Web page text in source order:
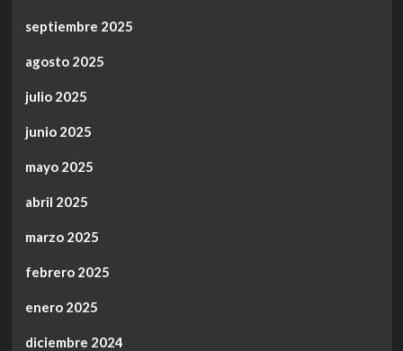
septiembre 2025
agosto 2025
julio 2025
junio 2025
mayo 2025
abril 2025
marzo 2025
febrero 2025
enero 2025
diciembre 2024